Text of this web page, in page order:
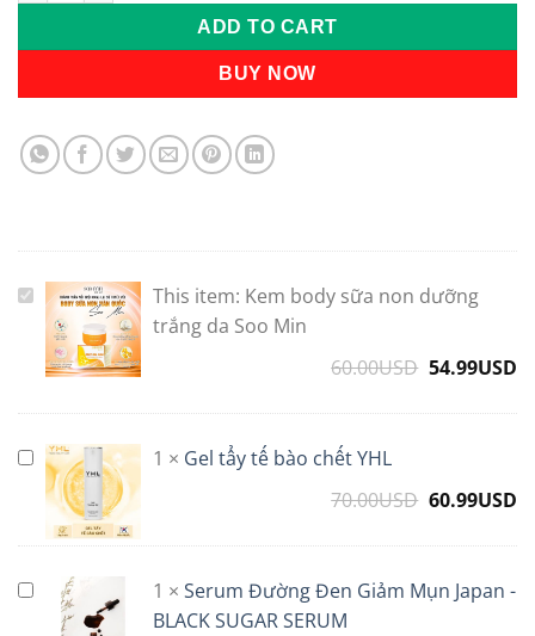
ADD TO CART
BUY NOW
Kem
body
sữa
non
da
Soo
This item: Kem body sữa non dưỡng
trắng da Soo Min
60.00USD 54.99USD
Gel
bào
YHL
1 × Gel tẩy tế bào chết YHL
70.00USD Original
70.00USD.
60.99USD
Serum
Đường
1 × Serum Đường Đen Giảm Mụn Japan -
BLACK SUGAR SERUM